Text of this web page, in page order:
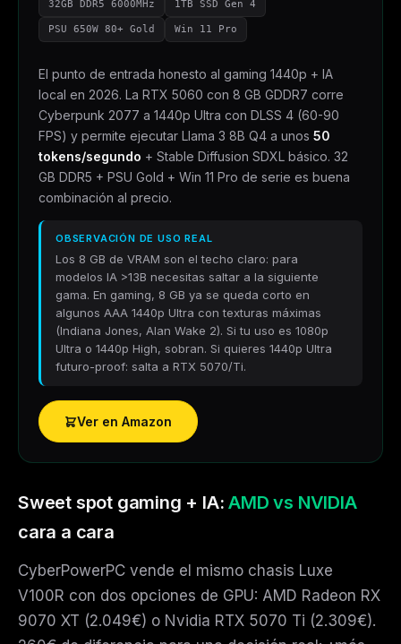
32GB DDR5 6000MHz 1TB SSD Gen 4
PSU 650W 80+ Gold Win 11 Pro
El punto de entrada honesto al gaming 1440p + IA
local en 2026. La RTX 5060 con 8 GB GDDR7 corre
Cyberpunk 2077 a 1440p Ultra con DLSS 4 (60-90
FPS) y permite ejecutar Llama 3 8B Q4 a unos 50
tokens/segundo + Stable Diffusion SDXL básico. 32
GB DDR5 + PSU Gold + Win 11 Pro de serie es buena
combinación al precio.
OBSERVACIÓN DE USO REAL
Los 8 GB de VRAM son el techo claro: para
modelos IA >13B necesitas saltar a la siguiente
gama. En gaming, 8 GB ya se queda corto en
algunos AAA 1440p Ultra con texturas máximas
(Indiana Jones, Alan Wake 2). Si tu uso es 1080p
Ultra o 1440p High, sobran. Si quieres 1440p Ultra
futuro-proof: salta a RTX 5070/Ti.
Ver en Amazon
Sweet spot gaming + IA:AMD vs NVIDIA
cara a cara
CyberPowerPC vende el mismo chasis Luxe
V100R con dos opciones de GPU: AMD Radeon RX
9070 XT (2.049€) o Nvidia RTX 5070 Ti (2.309€).